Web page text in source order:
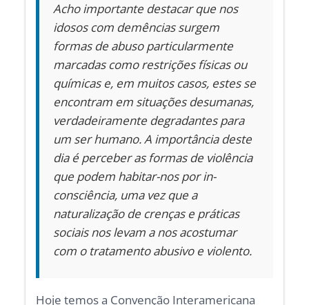
Acho importante destacar que nos
idosos com demências surgem
formas de abuso particularmente
marcadas como restrições físicas ou
químicas e, em muitos casos, estes se
encontram em situações desumanas,
verdadeiramente degradantes para
um ser humano. A importância deste
dia é perceber as formas de violência
que podem habitar-nos por in-
consciência, uma vez que a
naturalização de crenças e práticas
sociais nos levam a nos acostumar
com o tratamento abusivo e violento.
Hoje temos a Convenção Interamericana